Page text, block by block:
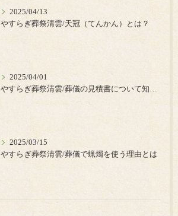
2025/04/13
やすらぎ葬祭清雲/天冠（てんかん）とは？
2025/04/01
2025/03/15
やすらぎ葬祭清雲/葬儀で蝋燭を使う理由とは